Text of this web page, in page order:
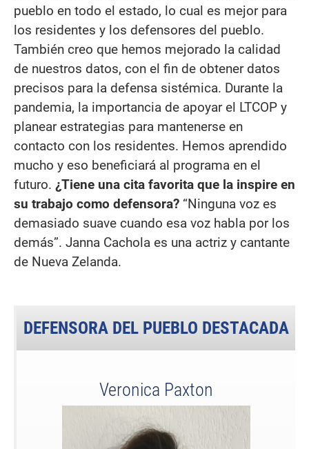
pueblo en todo el estado, lo cual es mejor para
los residentes y los defensores del pueblo.
También creo que hemos mejorado la calidad
de nuestros datos, con el fin de obtener datos
precisos para la defensa sistémica. Durante la
pandemia, la importancia de apoyar el LTCOP y
planear estrategias para mantenerse en
contacto con los residentes. Hemos aprendido
mucho y eso beneficiará al programa en el
futuro. ¿Tiene una cita favorita que la inspire en
su trabajo como defensora? “Ninguna voz es
demasiado suave cuando esa voz habla por los
demás”. Janna Cachola es una actriz y cantante
de Nueva Zelanda.
DEFENSORA DEL PUEBLO DESTACADA
Veronica Paxton